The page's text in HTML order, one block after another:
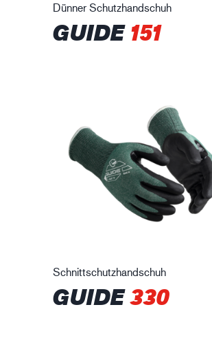
Dünner Schutzhandschuh
GUIDE151
Schnittschutzhandschuh
GUIDE330